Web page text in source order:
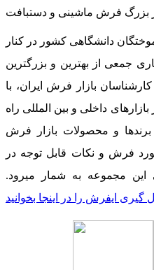
بزرگ فرش ماشینی و دستبافت
دانشگاهی کشور در کنار
جمعی از بهترین و بزرگترین
بازار فرش ایران، با
داخلی و بین المللی راه
برندها و محصولات بازار فرش
فرش و نکات قابل توجه در
این مجموعه به شمار میرود.
ایفرش را در اینجا بخوانید